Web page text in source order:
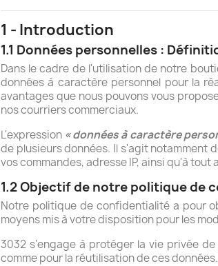
1 - Introduction
1.1 Données personnelles :
Dans le cadre de l'utilisation de notre
données à caractère personnel pour la
avantages que nous pouvons vous
nos courriers commerciaux.
L'expression « données à caractère
de plusieurs données. Il s'agit notamment
vos commandes, adresse IP, ainsi qu'à
1.2 Objectif de notre politique de
Notre politique de confidentialité a pour
moyens mis à votre disposition pour les
3032 s'engage à protéger la vie privée
comme pour la réutilisation de ces données.